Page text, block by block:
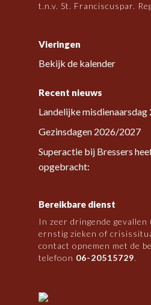
t.n.v. St. Franciscuspar.
Vieringen
Bekijk de kalender
Recent nieuws
Landelijke misdienaarsdag
Gezinsdagen 2026/2027
Superactie bij Bressers
opgebracht:
Bereikbare dienst
In zeer dringende gevallen
ernstig zieken of
contact opnemen met de
telefoon 06-20515729.